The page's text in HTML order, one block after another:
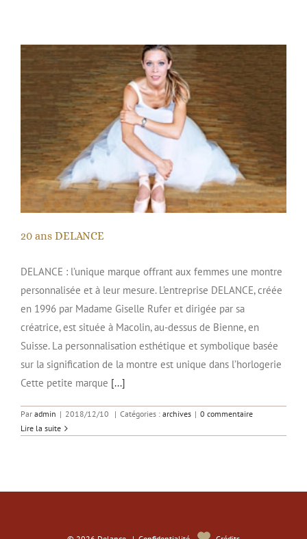
20 ans DELANCE
20 ans DELANCE
DELANCE : l’unique marque offrant aux femmes une montre
personnalisée et à leur mesure. L’entreprise DELANCE, créée
en 1996 par Madame Giselle Rufer et dirigée par sa
créatrice, est située à Macolin, au-dessus de Bienne, en
Suisse. La personnalisation esthétique et symbolique basée
sur la signification de la montre est unique dans l’horlogerie
Cette petite marque [...]
Par admin | 2018/12/10 | Catégories : archives | 0 commentaire
Lire la suite